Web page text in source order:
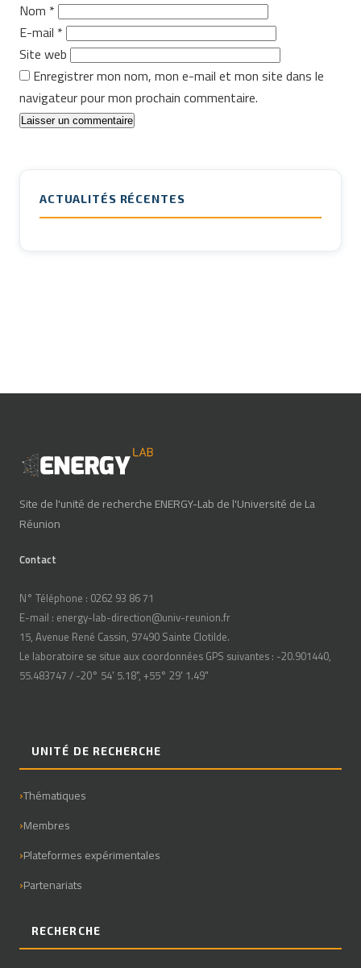
Nom *
E-mail *
Site web
Enregistrer mon nom, mon e-mail et mon site dans le
navigateur pour mon prochain commentaire.
ACTUALITÉS RÉCENTES
Site de l'unité de recherche ENERGY-Lab de l'Université de La
Réunion
Contact
N° Téléphone : 0262 93 86 71
E-mail : energy-lab-direction@univ-reunion.fr
15, Avenue René Cassin, 97490 Sainte Clotilde.
Le laboratoire se situe aux coordonnées GPS suivantes : -20.901440,
55.483747 / -20° 54' 5.18", +55° 29' 1.49"
UNITÉ DE RECHERCHE
Thématiques
Membres
Plateformes expérimentales
Partenariats
RECHERCHE